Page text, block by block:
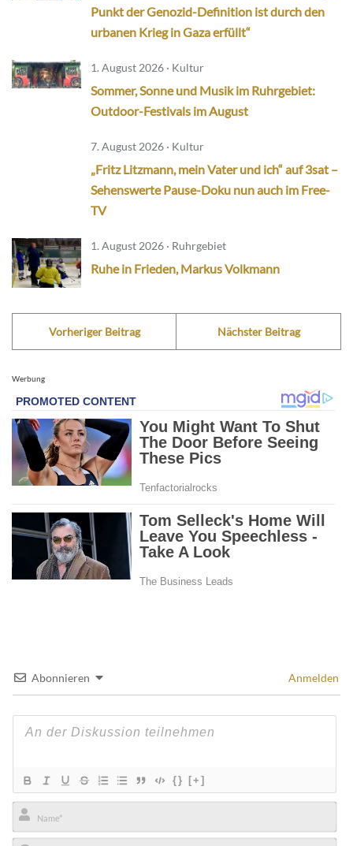
Punkt der Genozid-Definition ist durch den
urbanen Krieg in Gaza erfüllt“
1. August 2026 · Kultur
Sommer, Sonne und Musik im Ruhrgebiet:
Outdoor-Festivals im August
7. August 2026 · Kultur
„Fritz Litzmann, mein Vater und ich“ auf 3sat –
Sehenswerte Pause-Doku nun auch im Free-
TV
1. August 2026 · Ruhrgebiet
Ruhe in Frieden, Markus Volkmann
Vorheriger Beitrag Nächster Beitrag
Werbung
Abonnieren Anmelden
{} [+]
Name*